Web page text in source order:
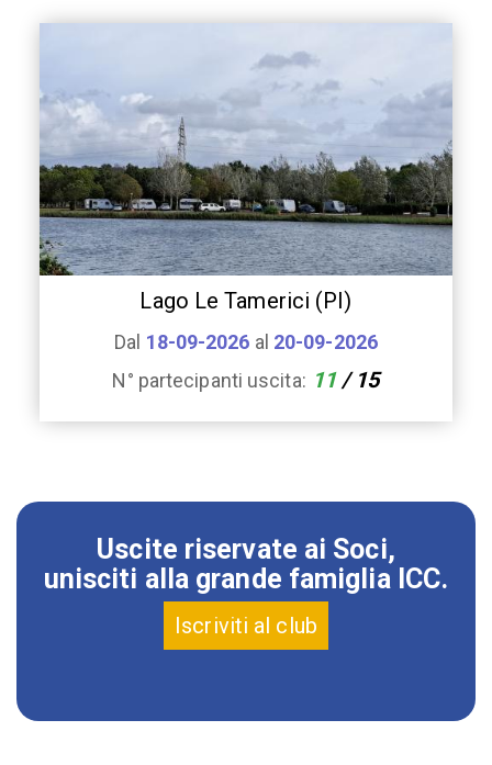
Lago Le Tamerici (PI)
Dal 18-09-2026 al 20-09-2026
N° partecipanti uscita: 11/ 15
Uscite riservate ai Soci,
unisciti alla grande famiglia ICC.
Iscriviti al club